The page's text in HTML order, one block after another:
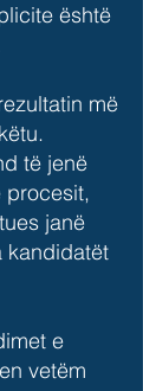
është
më
të jenë
procesit,
janë
kandidatët
e
vetëm